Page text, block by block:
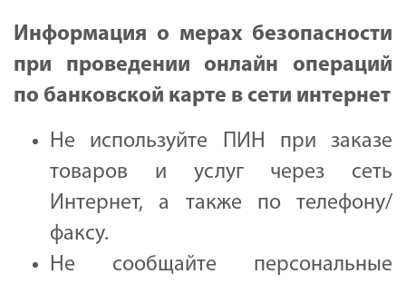
Информация о мерах безопасности
при проведении онлайн операций
по банковской карте в сети интернет
Не используйте ПИН при заказе
товаров и услуг через сеть
Интернет, а также по телефону/
факсу.
Не сообщайте персональные